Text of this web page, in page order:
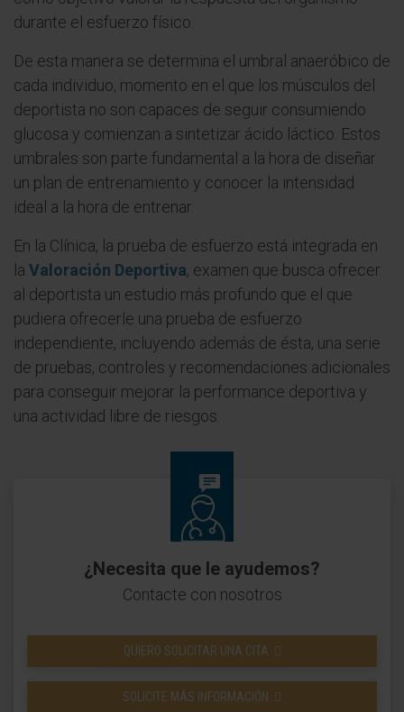
durante el esfuerzo físico.
De esta manera se determina el umbral anaeróbico de
cada individuo, momento en el que los músculos del
deportista no son capaces de seguir consumiendo
glucosa y comienzan a sintetizar ácido láctico. Estos
umbrales son parte fundamental a la hora de diseñar
un plan de entrenamiento y conocer la intensidad
ideal a la hora de entrenar.
En la Clínica, la prueba de esfuerzo está integrada en
la Valoración Deportiva, examen que busca ofrecer
al deportista un estudio más profundo que el que
pudiera ofrecerle una prueba de esfuerzo
independiente, incluyendo además de ésta, una serie
de pruebas, controles y recomendaciones adicionales
para conseguir mejorar la performance deportiva y
una actividad libre de riesgos.
¿Necesita que le ayudemos?
Contacte con nosotros
QUIERO SOLICITAR UNA CITA
SOLICITE MÁS INFORMACIÓN